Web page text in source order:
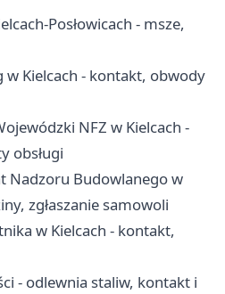
Posłowicach - msze,
w Kielcach - kontakt, obwody
NFZ w Kielcach -
obsługi
Nadzoru Budowlanego w
zgłaszanie samowoli
w Kielcach - kontakt,
- odlewnia staliw, kontakt i